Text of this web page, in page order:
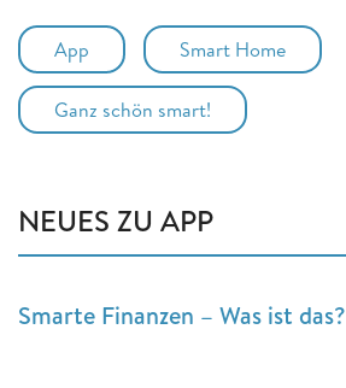
App Smart Home
Ganz schön smart!
NEUES ZU APP
Smarte Finanzen – Was ist das?